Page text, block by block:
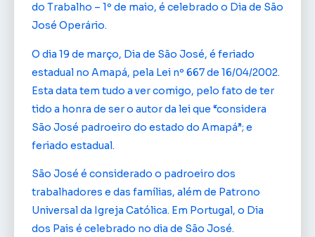
do Trabalho – 1º de maio, é celebrado o Dia de São
José Operário.
O dia 19 de março, Dia de São José, é feriado
estadual no Amapá, pela Lei nº 667 de 16/04/2002.
Esta data tem tudo a ver comigo, pelo fato de ter
tido a honra de ser o autor da lei que “considera
São José padroeiro do estado do Amapá”; e
feriado estadual.
São José é considerado o padroeiro dos
trabalhadores e das famílias, além de Patrono
Universal da Igreja Católica. Em Portugal, o Dia
dos Pais é celebrado no dia de São José.